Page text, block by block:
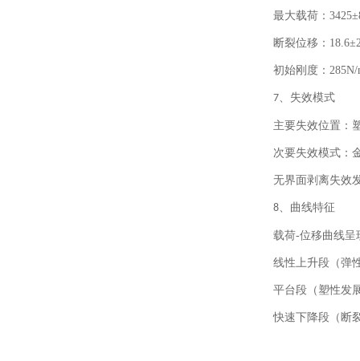
最大载荷：
断裂位移：
初始刚度： 285N/
7、 失效模式
主要失效位置：
次要失效模式：
无界面剥离失效
8、 曲线特征
载荷-位移曲线呈
线性上升段（弹
平台段（塑性发
快速下降段（断